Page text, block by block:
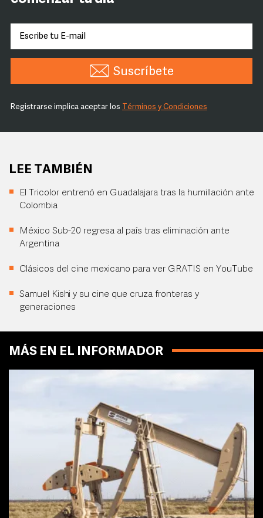
Suscríbete
Registrarse implica aceptar los Términos y Condiciones
LEE TAMBIÉN
El Tricolor entrenó en Guadalajara tras la humillación ante
Colombia
México Sub-20 regresa al país tras eliminación ante
Argentina
Clásicos del cine mexicano para ver GRATIS en YouTube
Samuel Kishi y su cine que cruza fronteras y
generaciones
MÁS EN EL INFORMADOR